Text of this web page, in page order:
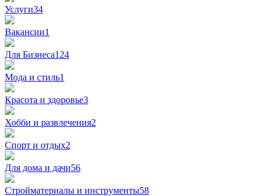
Услуги34
Вакансии1
Для Бизнеса124
Мода и стиль1
Красота и здоровье3
Хобби и развлечения2
Спорт и отдых2
Для дома и дачи56
Стройматериалы и инструменты58